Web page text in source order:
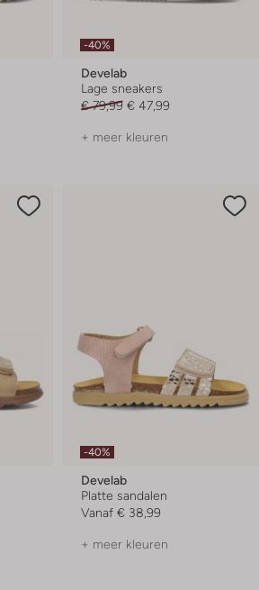
-40%
Develab
Lage sneakers
€ 79,99 € 47,99
+ meer kleuren
-40%
Develab
Platte sandalen
Vanaf € 38,99
+ meer kleuren